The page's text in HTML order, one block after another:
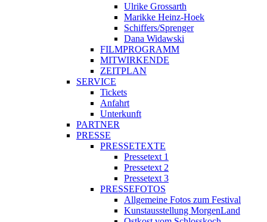
Ulrike Grossarth
Marikke Heinz-Hoek
Schiffers/Sprenger
Dana Widawski
FILMPROGRAMM
MITWIRKENDE
ZEITPLAN
SERVICE
Tickets
Anfahrt
Unterkunft
PARTNER
PRESSE
PRESSETEXTE
Pressetext 1
Pressetext 2
Pressetext 3
PRESSEFOTOS
Allgemeine Fotos zum Festival
Kunstausstellung MorgenLand